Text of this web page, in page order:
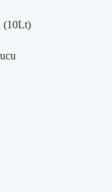
(10Lt)